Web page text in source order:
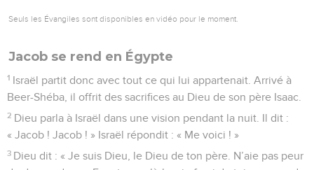
Seuls les Évangiles sont disponibles en vidéo pour le moment.
Jacob se rend en Égypte
1 Israël partit donc avec tout ce qui lui appartenait. Arrivé à
Beer-Shéba, il offrit des sacrifices au Dieu de son père Isaac.
2 Dieu parla à Israël dans une vision pendant la nuit. Il dit :
« Jacob ! Jacob ! » Israël répondit : « Me voici ! »
3 Dieu dit : « Je suis Dieu, le Dieu de ton père. N’aie pas peur